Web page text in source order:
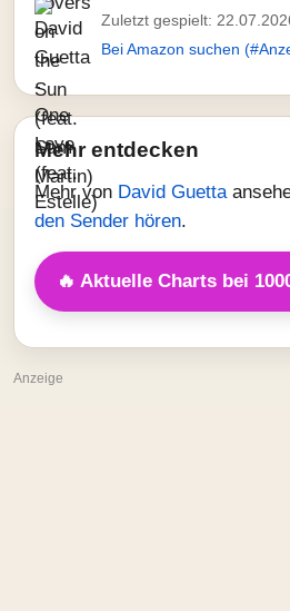
Zuletzt gespielt:
Bei Amazon suchen
Mehr entdecken
Mehr von David Guetta
den Sender hören.
🔥 Aktuelle Charts bei
Anzeige